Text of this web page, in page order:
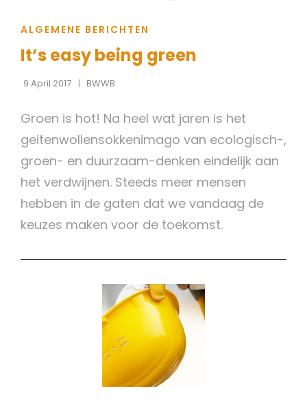
CAT
ALGEMENE BERICHTEN
It’s easy being green
9 April 2017 BWWB
Groen is hot! Na heel wat jaren is het
geitenwollensokkenimago van ecologisch-,
groen- en duurzaam-denken eindelijk aan
het verdwijnen. Steeds meer mensen
hebben in de gaten dat we vandaag de
keuzes maken voor de toekomst.